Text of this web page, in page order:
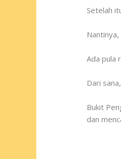
Setelah
Ada pula
Dari
Bukit
dan